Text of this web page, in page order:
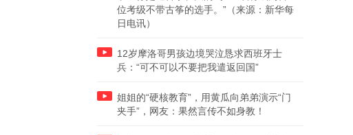
位考级不带古筝的选手。”（来源：新华每
日电讯）
12岁摩洛哥男孩边境哭泣恳求西班牙士
兵：“可不可以不要把我遣返回国”
姐姐的“硬核教育”，用黄瓜向弟弟演示“门
夹手”，网友：果然言传不如身教！